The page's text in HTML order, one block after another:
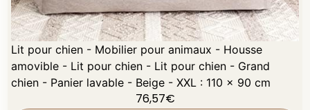
Lit pour chien - Mobilier pour animaux - Housse
amovible - Lit pour chien - Lit pour chien - Grand
chien - Panier lavable - Beige - XXL : 110 x 90 cm
76,57€